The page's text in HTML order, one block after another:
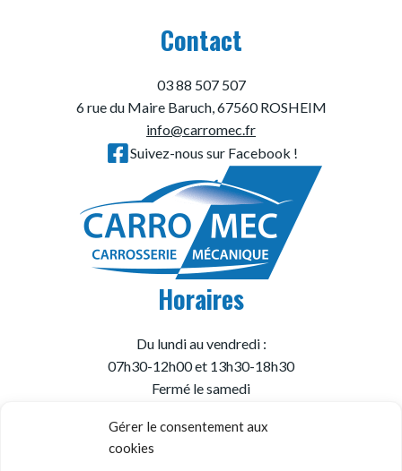
Gérer le consentement aux
cookies
Contact
03 88 507 507
6 rue du Maire Baruch, 67560 ROSHEIM
info@carromec.fr
Suivez-nous sur Facebook !
Horaires
Du lundi au vendredi :
07h30-12h00 et 13h30-18h30
Fermé le samedi
© Garage Carromec